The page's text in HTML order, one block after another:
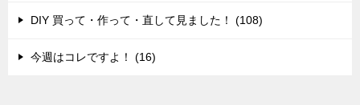
DIY 買って・作って・直して見ました！ (108)
今週はコレですよ！ (16)